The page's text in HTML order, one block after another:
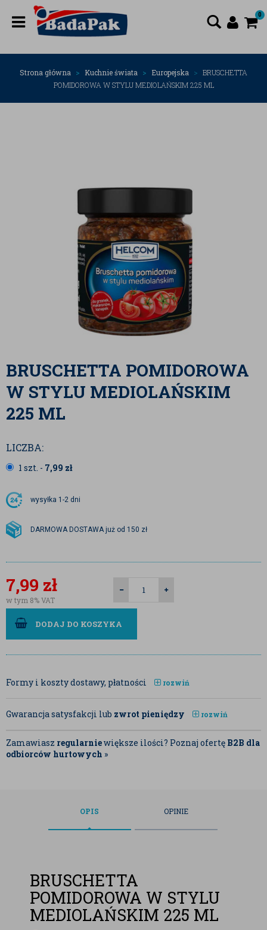
0
Strona główna Kuchnie świata Europejska
BRUSCHETTA
POMIDOROWA W STYLU MEDIOLAŃSKIM 225 ML
BRUSCHETTA POMIDOROWA
W STYLU MEDIOLAŃSKIM
225 ML
LICZBA:
1 szt. - 7,99 zł
wysyłka 1-2 dni
DARMOWA DOSTAWA już od 150 zł
7,99 zł
w tym 8% VAT
DODAJ DO KOSZYKA
Formy i koszty dostawy, płatności rozwiń
Gwarancja satysfakcji lub zwrot pieniędzy rozwiń
Zamawiasz regularniewiększe ilości? Poznaj ofertę B2B dla
odbiorców hurtowych »
OPIS OPINIE
BRUSCHETTA
POMIDOROWA W STYLU
MEDIOLAŃSKIM 225 ML